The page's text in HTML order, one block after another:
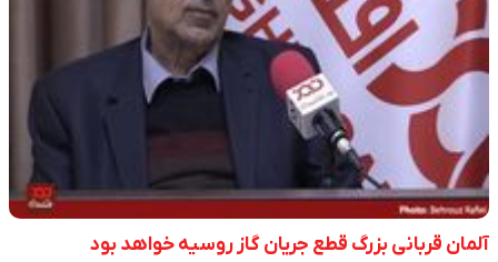
آلمان قربانی بزرگ قطع جریان گاز روسیه خواهد بود